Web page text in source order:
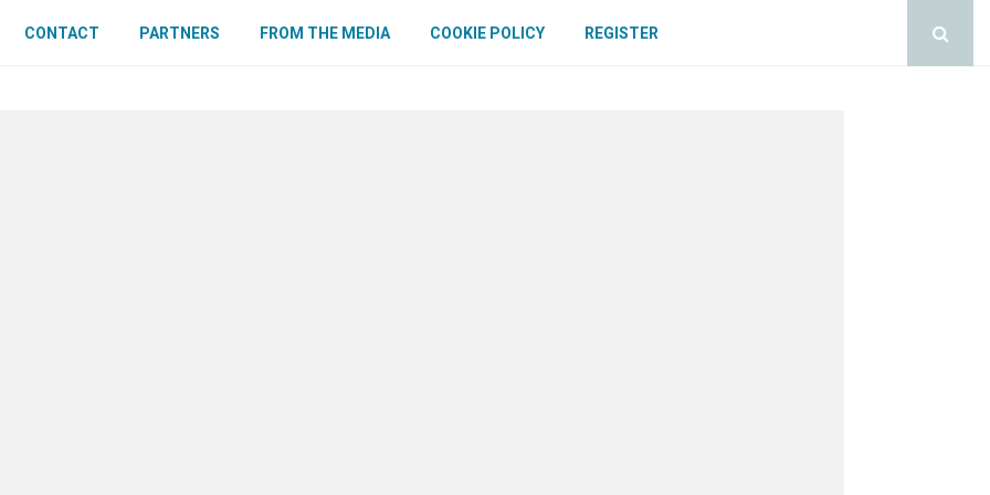
CONTACT PARTNERS FROM THE MEDIA COOKIE POLICY REGISTER